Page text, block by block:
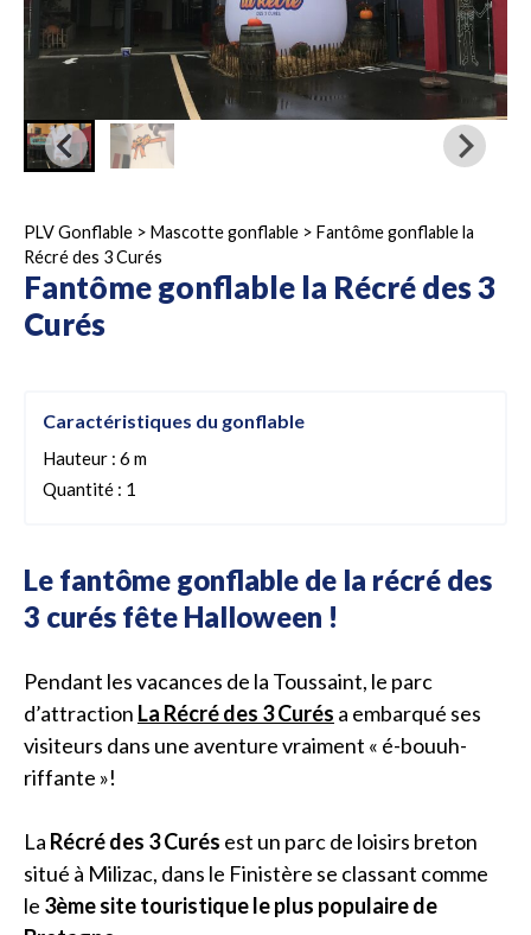
PLV Gonflable > Mascotte gonflable > Fantôme gonflable la
Récré des 3 Curés
Fantôme gonflable la Récré des 3
Curés
Caractéristiques du gonflable
Hauteur : 6 m
Quantité : 1
Le fantôme gonflable de la récré des
3 curés fête Halloween !
Pendant les vacances de la Toussaint, le parc
d’attraction La Récré des 3 Curés a embarqué ses
visiteurs dans une aventure vraiment « é-bouuh-
riffante »!
La Récré des 3 Curés est un parc de loisirs breton
situé à Milizac, dans le Finistère se classant comme
le 3ème site touristique le plus populaire de